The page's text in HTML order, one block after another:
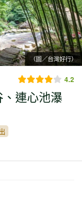
（圖／台灣好行）
4.2
連心池瀑